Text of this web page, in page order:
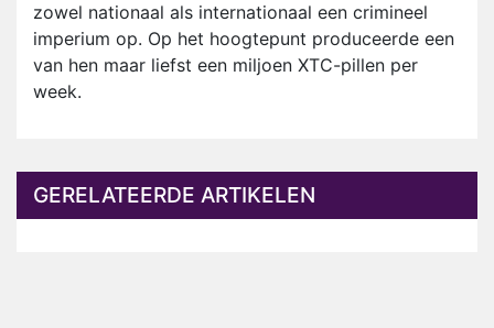
zowel nationaal als internationaal een crimineel
imperium op. Op het hoogtepunt produceerde een
van hen maar liefst een miljoen XTC-pillen per
week.
GERELATEERDE ARTIKELEN